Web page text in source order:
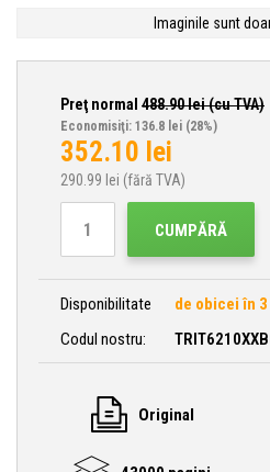
Imaginile sunt
Preţ normal 488.90lei (cu TVA)
Economisiţi: 136.8 lei (28%)
352.10 lei
290.99 lei (fără TVA)
CUMPĂRĂ
Disponibilitate
de obicei în
Codul nostru:
Original